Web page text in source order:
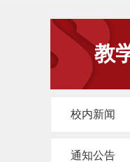
教
校内新闻
通知公告